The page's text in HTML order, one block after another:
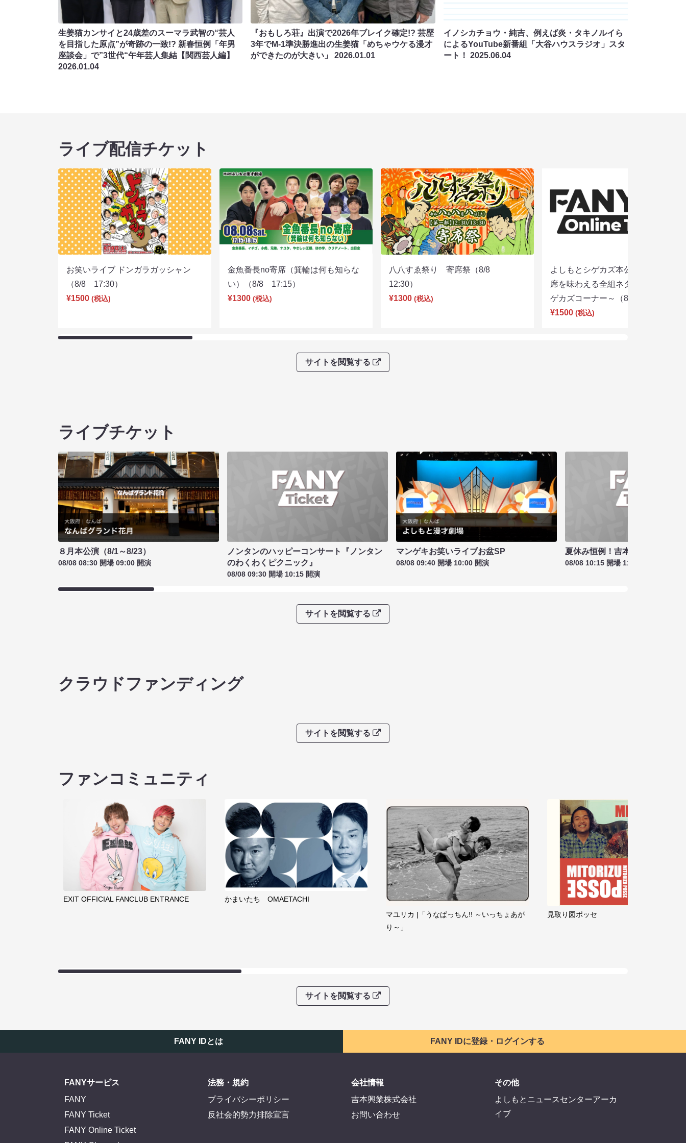
生姜猫カンサイと24歳差のスーマラ武智の“芸人
を目指した原点”が奇跡の一致!? 新春恒例「年男
座談会」で”3世代“午年芸人集結【関西芸人編】
2026.01.04
『おもしろ荘』出演で2026年ブレイク確定!? 芸歴
3年でM-1準決勝進出の生姜猫「めちゃウケる漫才
ができたのが大きい」2026.01.01
イノシカチョウ・純吉、例えば炎・タキノルイら
によるYouTube新番組「大谷ハウスラジオ」スタ
ート！ 2025.06.04
ライブ配信チケット
お笑いライブ ドンガラガッシャン
（8/8 17:30）
¥1500 (税込)
金魚番長no寄席（箕輪は何も知らな
い）（8/8 17:15）
¥1300 (税込)
八八すゑ祭り 寄席祭（8/8
12:30）
¥1300 (税込)
よしもとシゲカズ本公演～本気の寄
席を味わえる全組ネタと大阪名物シ
ゲカズコーナー～（8/8 13:30）
¥1500 (税込)
サイトを閲覧する
ライブチケット
８月本公演（8/1～8/23）
08/08 08:30 開場 09:00 開演
ノンタンのハッピーコンサート『ノンタン
のわくわくピクニック』
08/08 09:30 開場 10:15 開演
マンゲキお笑いライブお盆SP
08/08 09:40 開場 10:00 開演
夏休み恒例！吉本新喜劇＆バラ
08/08 10:15 開場 11:00 開演
サイトを閲覧する
クラウドファンディング
サイトを閲覧する
ファンコミュニティ
EXIT OFFICIAL FANCLUB ENTRANCE
かまいたち OMAETACHI
マユリカ |「うなぱっちん!! ～いっちょあが
り～」
見取り図ポッセ
サイトを閲覧する
FANY IDとは FANY IDに登録・ログインする
FANYサービス
FANY
FANY Ticket
FANY Online Ticket
法務・規約
プライバシーポリシー
反社会的勢力排除宣言
会社情報
吉本興業株式会社
お問い合わせ
その他
よしもとニュースセンターアーカ
イブ